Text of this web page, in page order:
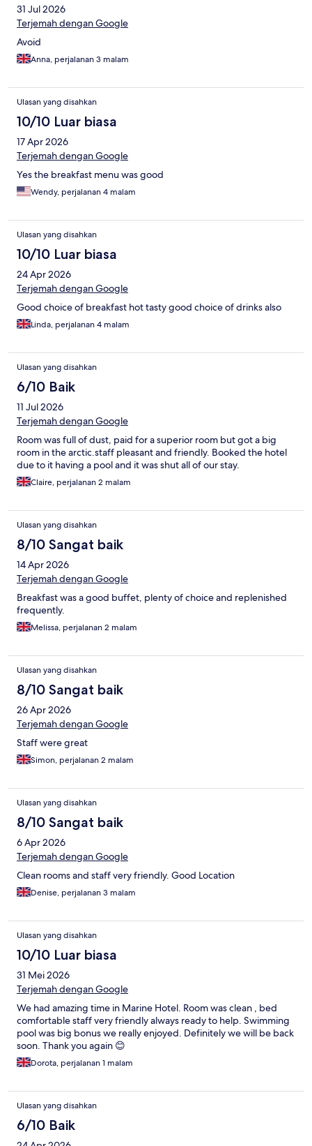
31 Jul 2026
Terjemah dengan Google
Avoid
Anna, perjalanan 3 malam
Ulasan yang disahkan
10/10 Luar biasa
17 Apr 2026
Terjemah dengan Google
Yes the breakfast menu was good
Wendy, perjalanan 4 malam
Ulasan yang disahkan
10/10 Luar biasa
24 Apr 2026
Terjemah dengan Google
Good choice of breakfast hot tasty good choice of drinks also
Linda, perjalanan 4 malam
Ulasan yang disahkan
6/10 Baik
11 Jul 2026
Terjemah dengan Google
Room was full of dust, paid for a superior room but got a big
room in the arctic.staff pleasant and friendly. Booked the hotel
due to it having a pool and it was shut all of our stay.
Claire, perjalanan 2 malam
Ulasan yang disahkan
8/10 Sangat baik
14 Apr 2026
Terjemah dengan Google
Breakfast was a good buffet, plenty of choice and replenished
frequently.
Melissa, perjalanan 2 malam
Ulasan yang disahkan
8/10 Sangat baik
26 Apr 2026
Terjemah dengan Google
Staff were great
Simon, perjalanan 2 malam
Ulasan yang disahkan
8/10 Sangat baik
6 Apr 2026
Terjemah dengan Google
Clean rooms and staff very friendly. Good Location
Denise, perjalanan 3 malam
Ulasan yang disahkan
10/10 Luar biasa
31 Mei 2026
Terjemah dengan Google
We had amazing time in Marine Hotel. Room was clean , bed
comfortable staff very friendly always ready to help. Swimming
pool was big bonus we really enjoyed. Definitely we will be back
soon. Thank you again 😊
Dorota, perjalanan 1 malam
Ulasan yang disahkan
6/10 Baik